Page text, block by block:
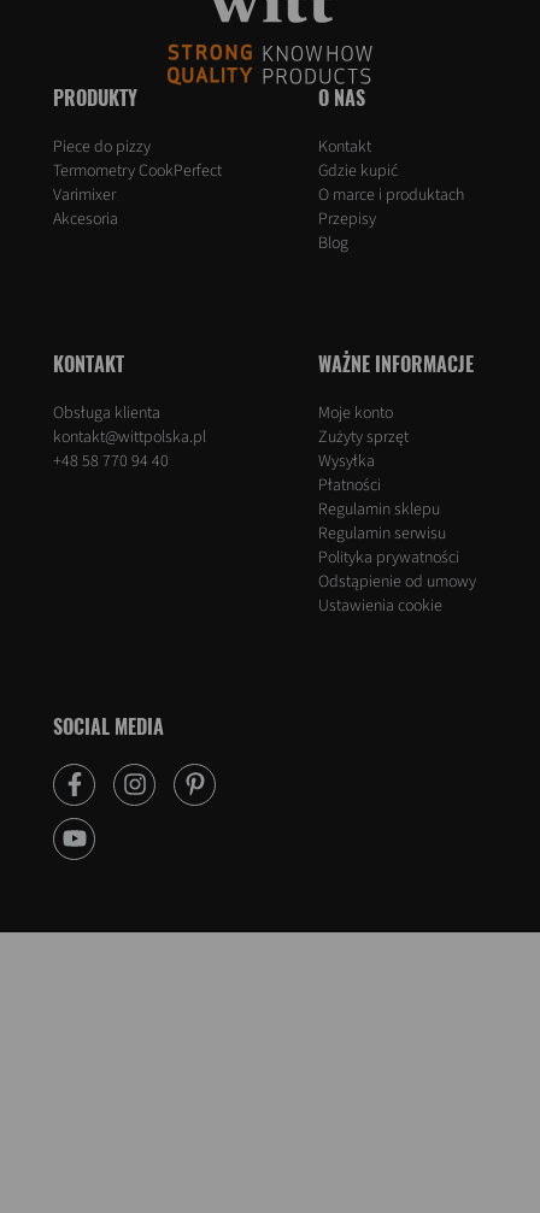
PRODUKTY
Piece do pizzy
Termometry CookPerfect
Varimixer
Akcesoria
O NAS
Kontakt
Gdzie kupić
O marce i produktach
Przepisy
Blog
KONTAKT
Obsługa klienta
kontakt@wittpolska.pl
+48 58 770 94 40
WAŻNE INFORMACJE
Moje konto
Zużyty sprzęt
Wysyłka
Płatności
Regulamin sklepu
Regulamin serwisu
Polityka prywatności
Odstąpienie od umowy
Ustawienia cookie
SOCIAL MEDIA